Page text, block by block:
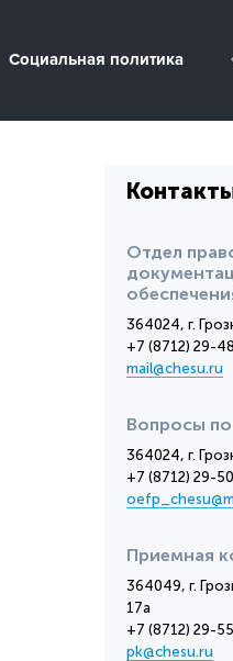
Социальная политика
Отдел
364024, г.
+7 (8712) 29-
mail@chesu.ru
Вопросы
364024, г.
+7 (8712) 29-
Приемная
364049, г.
17а
+7 (8712) 29-
pk@chesu.ru